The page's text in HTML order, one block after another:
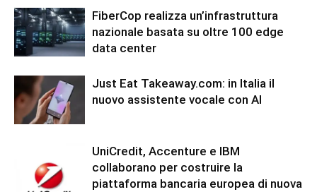
FiberCop realizza un’infrastruttura
nazionale basata su oltre 100 edge
data center
Just Eat Takeaway.com: in Italia il
nuovo assistente vocale con AI
UniCredit, Accenture e IBM
collaborano per costruire la
piattaforma bancaria europea di nuova